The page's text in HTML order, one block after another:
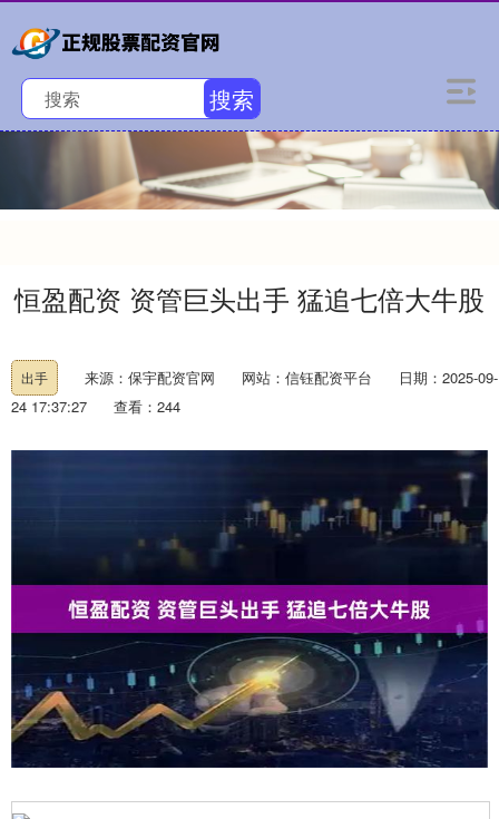
搜索
恒盈配资 资管巨头出手 猛追七倍大牛股
出手 来源：保宇配资官网 网站：信钰配资平台
日期：2025-09-
24 17:37:27
查看：244